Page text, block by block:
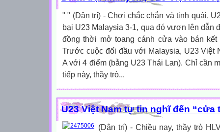
" " (Dân trí) - Chơi chắc chắn và tinh quái,
bại U23 Malaysia 3-1, qua đó vươn lên dẫn
đồng thời mở toang cánh cửa vào bán kết
Trước cuộc đối đầu với Malaysia, U23 Việt
A với 4 điểm (bằng U23 Thái Lan). Chỉ cần
tiếp này, thầy trò...
U23 Việt Nam tự tin nghĩ đến “cửa
(Dân trí) - Chiều nay, thầy trò